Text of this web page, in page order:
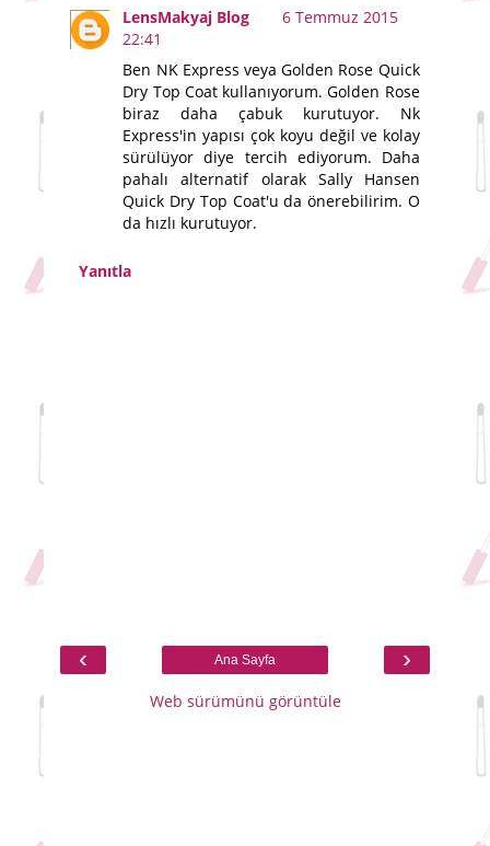
LensMakyaj Blog
6 Temmuz 2015
22:41
Ben NK Express veya Golden Rose Quick
Dry Top Coat kullanıyorum. Golden Rose
biraz daha çabuk kurutuyor. Nk
Express'in yapısı çok koyu değil ve kolay
sürülüyor diye tercih ediyorum. Daha
pahalı alternatif olarak Sally Hansen
Quick Dry Top Coat'u da önerebilirim. O
da hızlı kurutuyor.
Yanıtla
‹ ›
Ana Sayfa
Web sürümünü görüntüle